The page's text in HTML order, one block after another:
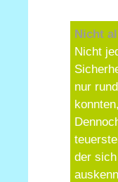
Nicht
Nicht
nur
der